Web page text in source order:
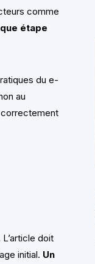
comme
étape
du e-
au
correctement
doit
initial. Un